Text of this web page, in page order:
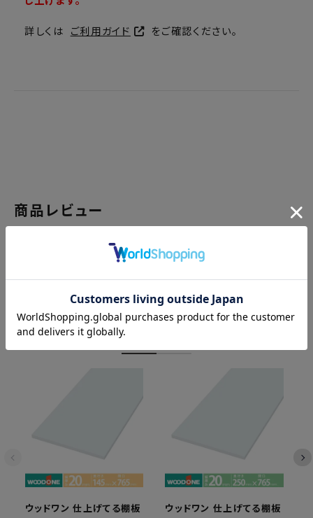
詳しくは ご利用ガイド をご確認ください。
商品レビュー
レビューを書く
関連商品
ウッドワン 仕上げてる棚板
ウッドワン 仕上げてる棚板